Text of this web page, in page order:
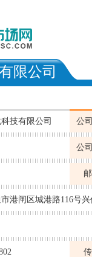
限公司
技有限公司 公
公
港闸区城港路116号